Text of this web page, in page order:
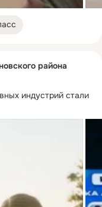
района
индустрий стали